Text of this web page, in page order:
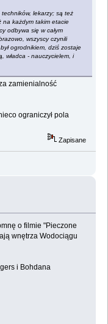
lekarzy; są też
na każdym takim etacie
odbywa się w całym
wszyscy czynili
ogrodnikiem, dziś zostaje
władca - nauczycielem, i
zamienialność
ograniczył pola
Zapisane
o filmie "Pieczone
wnętrza Wodociągu
i Bohdana